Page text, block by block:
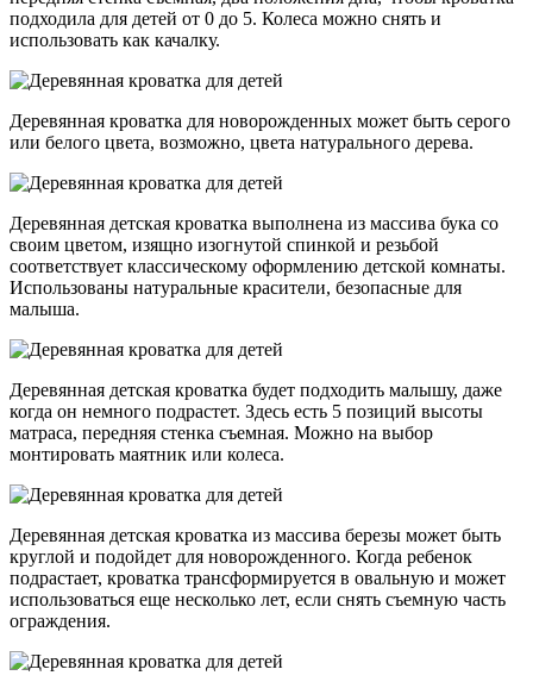
подходила для детей от 0 до 5. Колеса можно снять и
использовать как качалку.
Деревянная кроватка для новорожденных может быть серого
или белого цвета, возможно, цвета натурального дерева.
Деревянная детская кроватка выполнена из массива бука со
своим цветом, изящно изогнутой спинкой и резьбой
соответствует классическому оформлению детской комнаты.
Использованы натуральные красители, безопасные для
малыша.
Деревянная детская кроватка будет подходить малышу, даже
когда он немного подрастет. Здесь есть 5 позиций высоты
матраса, передняя стенка съемная. Можно на выбор
монтировать маятник или колеса.
Деревянная детская кроватка из массива березы может быть
круглой и подойдет для новорожденного. Когда ребенок
подрастает, кроватка трансформируется в овальную и может
использоваться еще несколько лет, если снять съемную часть
ограждения.